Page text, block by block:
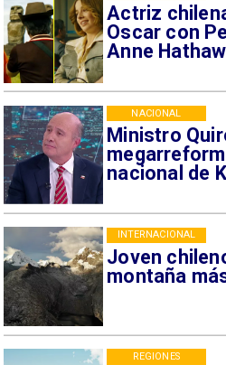
Actriz
Oscar con
Anne
Ministro
nacional de
NACIONAL
Joven
montaña
INTERNACIONAL
REGIONES